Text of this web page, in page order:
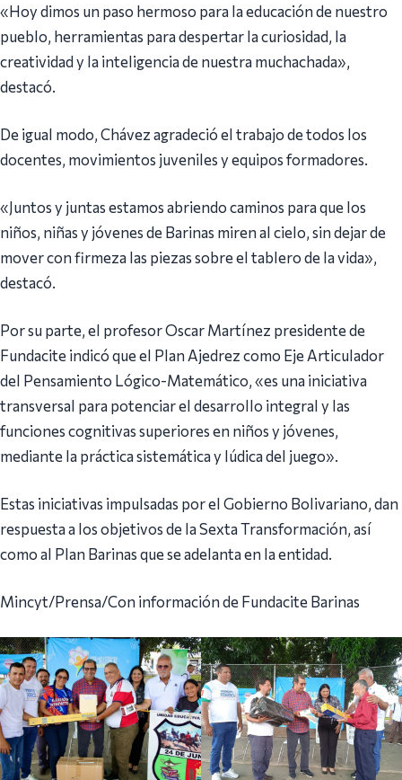
«Hoy dimos un paso hermoso para la educación de nuestro
pueblo, herramientas para despertar la curiosidad, la
creatividad y la inteligencia de nuestra muchachada»,
destacó.
De igual modo, Chávez agradeció el trabajo de todos los
docentes, movimientos juveniles y equipos formadores.
«Juntos y juntas estamos abriendo caminos para que los
niños, niñas y jóvenes de Barinas miren al cielo, sin dejar de
mover con firmeza las piezas sobre el tablero de la vida»,
destacó.
Por su parte, el profesor Oscar Martínez presidente de
Fundacite indicó que el Plan Ajedrez como Eje Articulador
del Pensamiento Lógico-Matemático, «es una iniciativa
transversal para potenciar el desarrollo integral y las
funciones cognitivas superiores en niños y jóvenes,
mediante la práctica sistemática y lúdica del juego».
Estas iniciativas impulsadas por el Gobierno Bolivariano, dan
respuesta a los objetivos de la Sexta Transformación, así
como al Plan Barinas que se adelanta en la entidad.
Mincyt/Prensa/Con información de Fundacite Barinas